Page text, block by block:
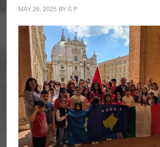
MAY 26, 2025 BYS P